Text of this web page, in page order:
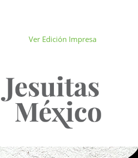
Ver Edición Impresa